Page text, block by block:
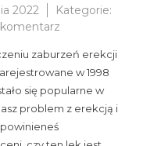
2022
Kategorie:
uratowała
mnie
przek
klęską
zaburzeń erekcji
w 1998
się popularne w
problem z erekcją i